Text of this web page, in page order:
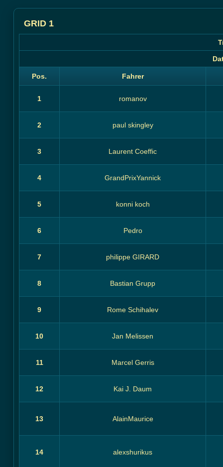
GRID 1
Pos. Fahrer
1 romanov
2 paul skingley
3 Laurent Coeffic
4 GrandPrixYannick
5 konni koch
6 Pedro
7 philippe GIRARD
8 Bastian Grupp
9 Rome Schihalev
10 Jan Melissen
11 Marcel Gerris
12 Kai J. Daum
13 AlainMaurice
14 alexshurikus